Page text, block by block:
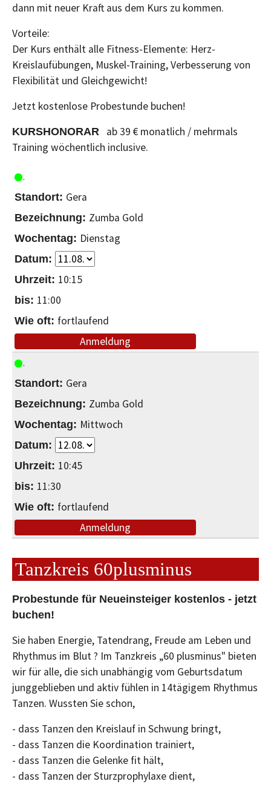
dann mit neuer Kraft aus dem Kurs zu kommen.
Vorteile:
Der Kurs enthält alle Fitness-Elemente: Herz-
Kreislaufübungen, Muskel-Training, Verbesserung von
Flexibilität und Gleichgewicht!
Jetzt kostenlose Probestunde buchen!
KURSHONORAR ab 39 € monatlich / mehrmals
Training wöchentlich inclusive.
Gera
Zumba Gold
Dienstag
10:15
11:00
fortlaufend
Anmeldung
Gera
Zumba Gold
Mittwoch
10:45
11:30
fortlaufend
Anmeldung
Tanzkreis 60plusminus
Probestunde für Neueinsteiger kostenlos - jetzt
buchen!
Sie haben Energie, Tatendrang, Freude am Leben und
Rhythmus im Blut ? Im Tanzkreis „60 plusminus" bieten
wir für alle, die sich unabhängig vom Geburtsdatum
junggeblieben und aktiv fühlen in 14tägigem Rhythmus
Tanzen. Wussten Sie schon,
- dass Tanzen den Kreislauf in Schwung bringt,
- dass Tanzen die Koordination trainiert,
- dass Tanzen die Gelenke fit hält,
- dass Tanzen der Sturzprophylaxe dient,